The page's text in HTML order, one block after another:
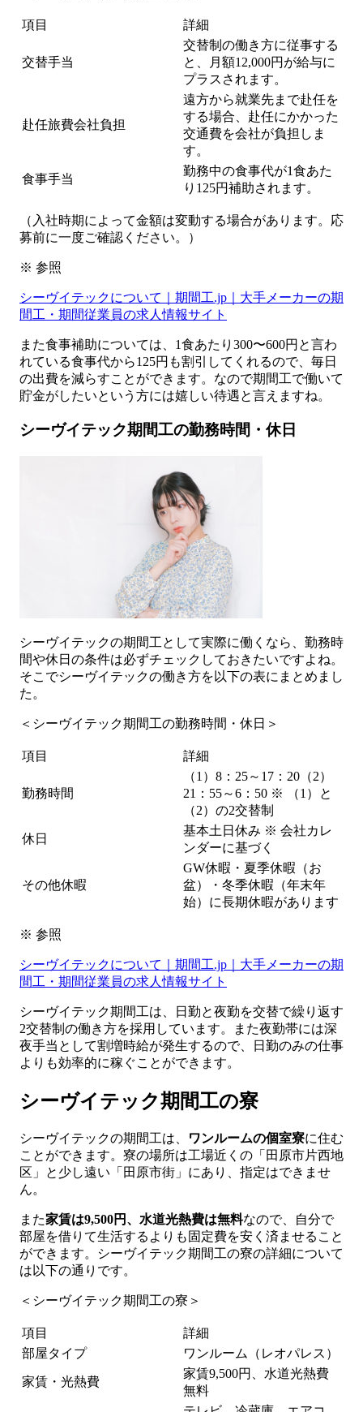
項目 詳細
交替手当
交替制の働き方に従事する
と、月額12,000円が給与に
プラスされます。
赴任旅費会社負担
遠方から就業先まで赴任を
する場合、赴任にかかった
交通費を会社が負担しま
す。
食事手当
勤務中の食事代が1食あた
り125円補助されます。
（入社時期によって金額は変動する場合があります。応
募前に一度ご確認ください。）
※ 参照
シーヴイテックについて｜期間工.jp｜大手メーカーの期
間工・期間従業員の求人情報サイト
また食事補助については、1食あたり300〜600円と言わ
れている食事代から125円も割引してくれるので、毎日
の出費を減らすことができます。なので期間工で働いて
貯金がしたいという方には嬉しい待遇と言えますね。
シーヴイテック期間工の勤務時間・休日
シーヴイテックの期間工として実際に働くなら、勤務時
間や休日の条件は必ずチェックしておきたいですよね。
そこでシーヴイテックの働き方を以下の表にまとめまし
た。
＜シーヴイテック期間工の勤務時間・休日＞
項目 詳細
勤務時間
（1）8：25～17：20（2）
21：55～6：50 ※ （1）と
（2）の2交替制
休日
基本土日休み ※ 会社カレ
ンダーに基づく
その他休暇
GW休暇・夏季休暇（お
盆）・冬季休暇（年末年
始）に長期休暇があります
※ 参照
シーヴイテックについて｜期間工.jp｜大手メーカーの期
間工・期間従業員の求人情報サイト
シーヴイテック期間工は、日勤と夜勤を交替で繰り返す
2交替制の働き方を採用しています。また夜勤帯には深
夜手当として割増時給が発生するので、日勤のみの仕事
よりも効率的に稼ぐことができます。
シーヴイテック期間工の寮
シーヴイテックの期間工は、 ワンルームの個室寮に住む
ことができます。寮の場所は工場近くの「田原市片西地
区」と少し遠い「田原市街」にあり、指定はできませ
ん。
また家賃は9,500円、水道光熱費は無料なので、自分で
部屋を借りて生活するよりも固定費を安く済ませること
ができます。シーヴイテック期間工の寮の詳細について
は以下の通りです。
＜シーヴイテック期間工の寮＞
項目
詳細
部屋タイプ
ワンルーム（レオパレス）
家賃・光熱費
家賃9,500円、水道光熱費
無料